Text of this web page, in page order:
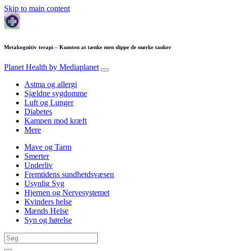
Skip to main content
Metakognitiv terapi – Kunsten at tænke men slippe de mørke tanker
Planet Health by Mediaplanet
Astma og allergi
Sjældne sygdomme
Luft og Lunger
Diabetes
Kampen mod kræft
Mere
Mave og Tarm
Smerter
Underliv
Fremtidens sundhetdsvæsen
Usynlig Syg
Hjernen og Nervesystemet
Kvinders helse
Mænds Helse
Syn og hørelse